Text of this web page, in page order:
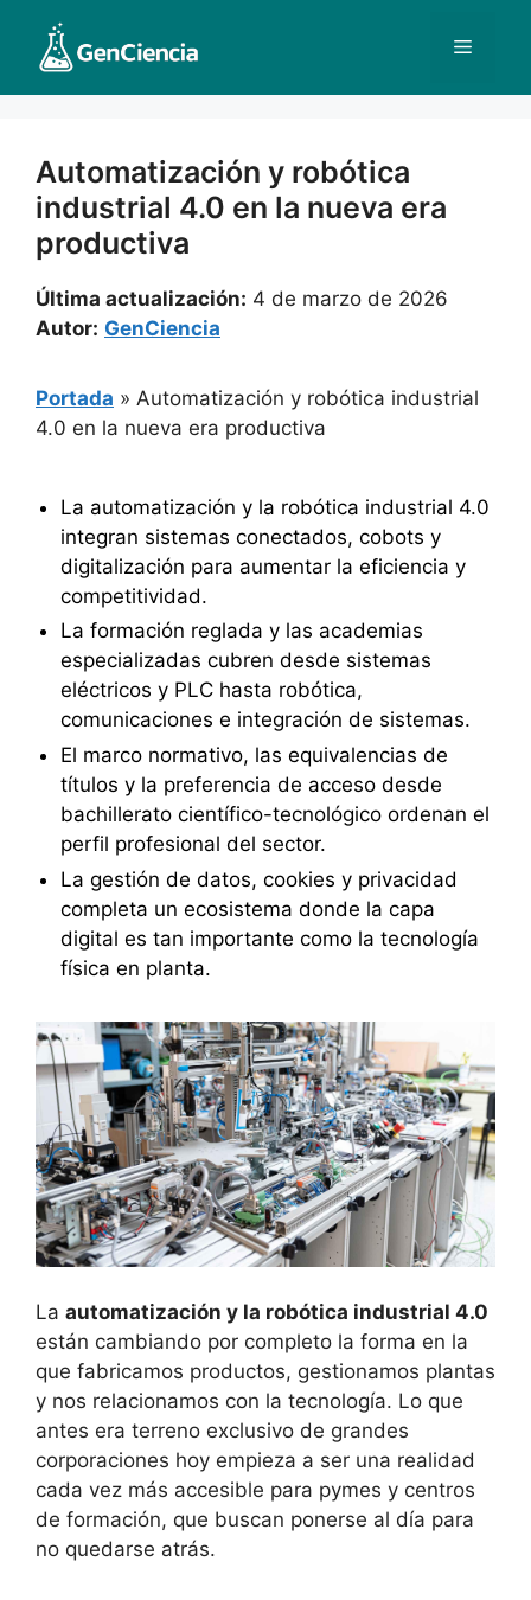
contenido
Menú
Automatización y robótica
industrial 4.0 en la nueva era
productiva
Última actualización: 4 de marzo de 2026
Autor: GenCiencia
Portada » Automatización y robótica industrial
4.0 en la nueva era productiva
La automatización y la robótica industrial 4.0
integran sistemas conectados, cobots y
digitalización para aumentar la eficiencia y
competitividad.
La formación reglada y las academias
especializadas cubren desde sistemas
eléctricos y PLC hasta robótica,
comunicaciones e integración de sistemas.
El marco normativo, las equivalencias de
títulos y la preferencia de acceso desde
bachillerato científico-tecnológico ordenan el
perfil profesional del sector.
La gestión de datos, cookies y privacidad
completa un ecosistema donde la capa
digital es tan importante como la tecnología
física en planta.
La automatización y la robótica industrial 4.0
están cambiando por completo la forma en la
que fabricamos productos, gestionamos plantas
y nos relacionamos con la tecnología. Lo que
antes era terreno exclusivo de grandes
corporaciones hoy empieza a ser una realidad
cada vez más accesible para pymes y centros
de formación, que buscan ponerse al día para
no quedarse atrás.